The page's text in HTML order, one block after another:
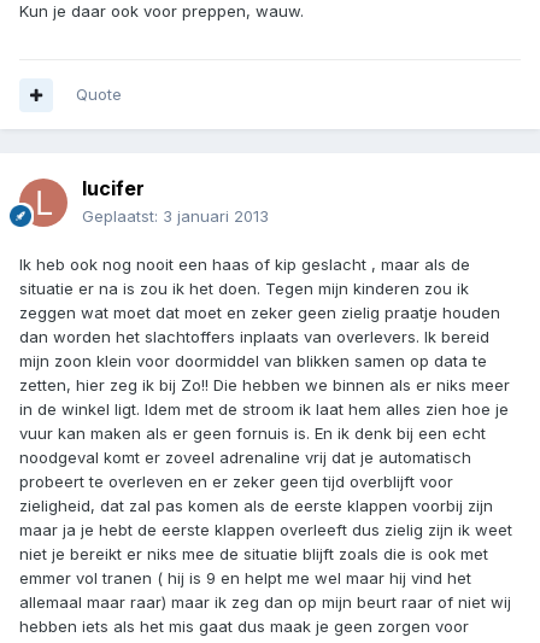
Kun je daar ook voor preppen, wauw.
Quote
lucifer
Geplaatst: 3 januari 2013
Ik heb ook nog nooit een haas of kip geslacht , maar als de
situatie er na is zou ik het doen. Tegen mijn kinderen zou ik
zeggen wat moet dat moet en zeker geen zielig praatje houden
dan worden het slachtoffers inplaats van overlevers. Ik bereid
mijn zoon klein voor doormiddel van blikken samen op data te
zetten, hier zeg ik bij Zo!! Die hebben we binnen als er niks meer
in de winkel ligt. Idem met de stroom ik laat hem alles zien hoe je
vuur kan maken als er geen fornuis is. En ik denk bij een echt
noodgeval komt er zoveel adrenaline vrij dat je automatisch
probeert te overleven en er zeker geen tijd overblijft voor
zieligheid, dat zal pas komen als de eerste klappen voorbij zijn
maar ja je hebt de eerste klappen overleeft dus zielig zijn ik weet
niet je bereikt er niks mee de situatie blijft zoals die is ook met
emmer vol tranen ( hij is 9 en helpt me wel maar hij vind het
allemaal maar raar) maar ik zeg dan op mijn beurt raar of niet wij
hebben iets als het mis gaat dus maak je geen zorgen voor